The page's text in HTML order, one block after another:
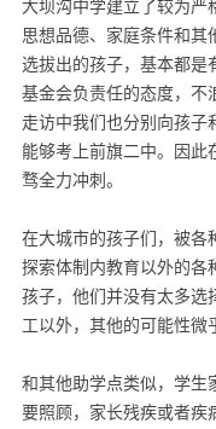
大坝沟中学建立了较为严
思想品德、家庭条件和其
选拔出的孩子，基本都是
基金会负责任的态度，不
走访中我们也分别向孩子
能够考上前旗二中。因此
骛全力冲刺。
在大城市的孩子们，被各
探索体制内教育以外的各
孩子，他们并没有太多选
工以外，其他的可能性微
和其他助学点类似，学生
要照顾，家长残疾或者疾